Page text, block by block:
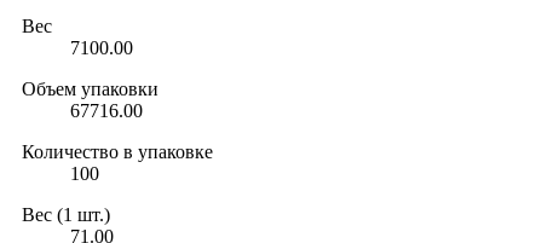
Вес
7100.00
Объем упаковки
67716.00
Количество в упаковке
100
Вес (1 шт.)
71.00